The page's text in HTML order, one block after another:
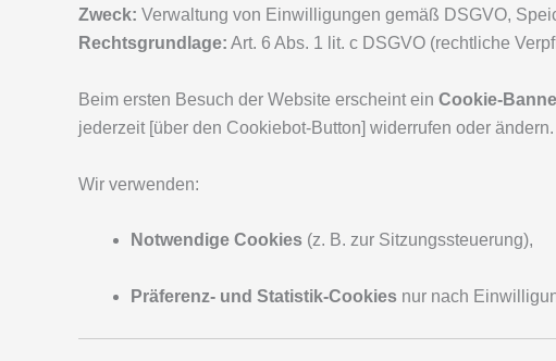
Zweck: Verwaltung von Einwilligungen gemäß DSGVO,
Rechtsgrundlage: Art. 6 Abs. 1 lit. c DSGVO (rechtliche
Beim ersten Besuch der Website erscheint ein Cookie-
jederzeit [über den Cookiebot-Button] widerrufen oder ändern.
Wir verwenden:
Notwendige Cookies (z. B. zur Sitzungssteuerung),
Präferenz- und Statistik-Cookies nur nach